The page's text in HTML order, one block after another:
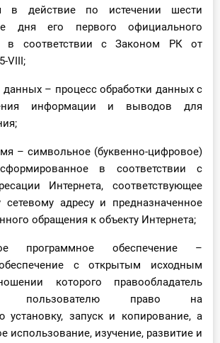
в действие по истечении шести
дня его первого официального
в соответствии с Законом РК от
VIII;
данных – процесс обработки данных с
информации и выводов для
– символьное (буквенно-цифровое)
в соответствии с
Интернета, соответствующее
сетевому адресу и предназначенное
обращения к объекту Интернета;
программное обеспечение –
с открытым исходным
которого правообладатель
пользователю право на
установку, запуск и копирование, а
использование, изучение, развитие и